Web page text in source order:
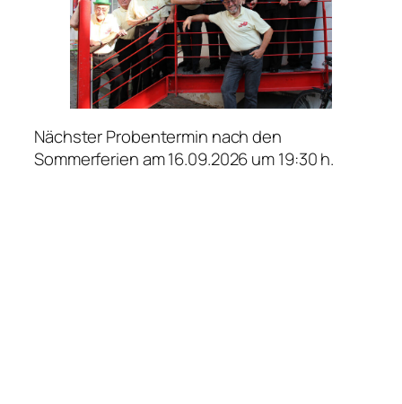
Nächster Probentermin nach den
Sommerferien am 16.09.2026 um 19:30 h.